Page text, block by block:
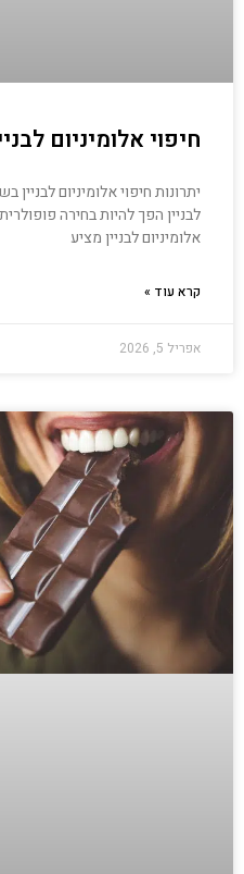
חיפוי אלומיניום
יתרונות חיפוי אלומיניום לבניין
לבניין הפך להיות בחירה
אלומיניום לבניין מציע
קרא עוד »
אפריל 5, 2026